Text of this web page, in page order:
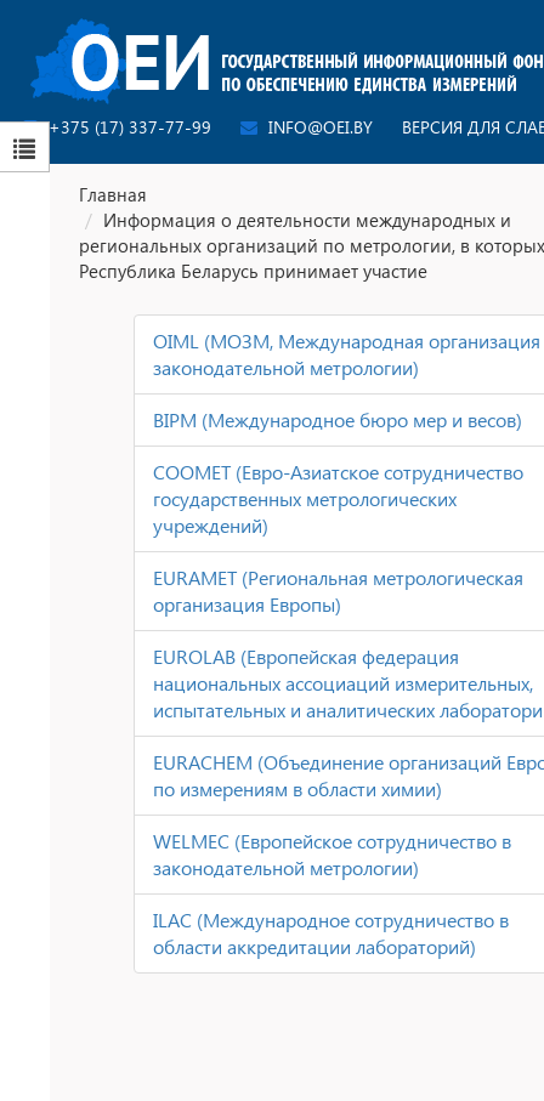
+375 (17) 337-77-99 INFO@OEI.BY ВЕРСИЯ ДЛЯ
Главная
Информация о деятельности международных и
региональных организаций по метрологии, в которых
Республика Беларусь принимает участие
OIML (МОЗМ, Международная организация
законодательной метрологии)
BIPM (Международное бюро мер и весов)
COOMET (Евро-Азиатское сотрудничество
государственных метрологических
учреждений)
EURAMET (Региональная метрологическая
организация Европы)
EUROLAB (Европейская федерация
национальных ассоциаций измерительных,
испытательных и аналитических
EURACHEM (Объединение организаций
по измерениям в области химии)
WELMEC (Европейское сотрудничество в
законодательной метрологии)
ILAC (Международное сотрудничество в
области аккредитации лабораторий)